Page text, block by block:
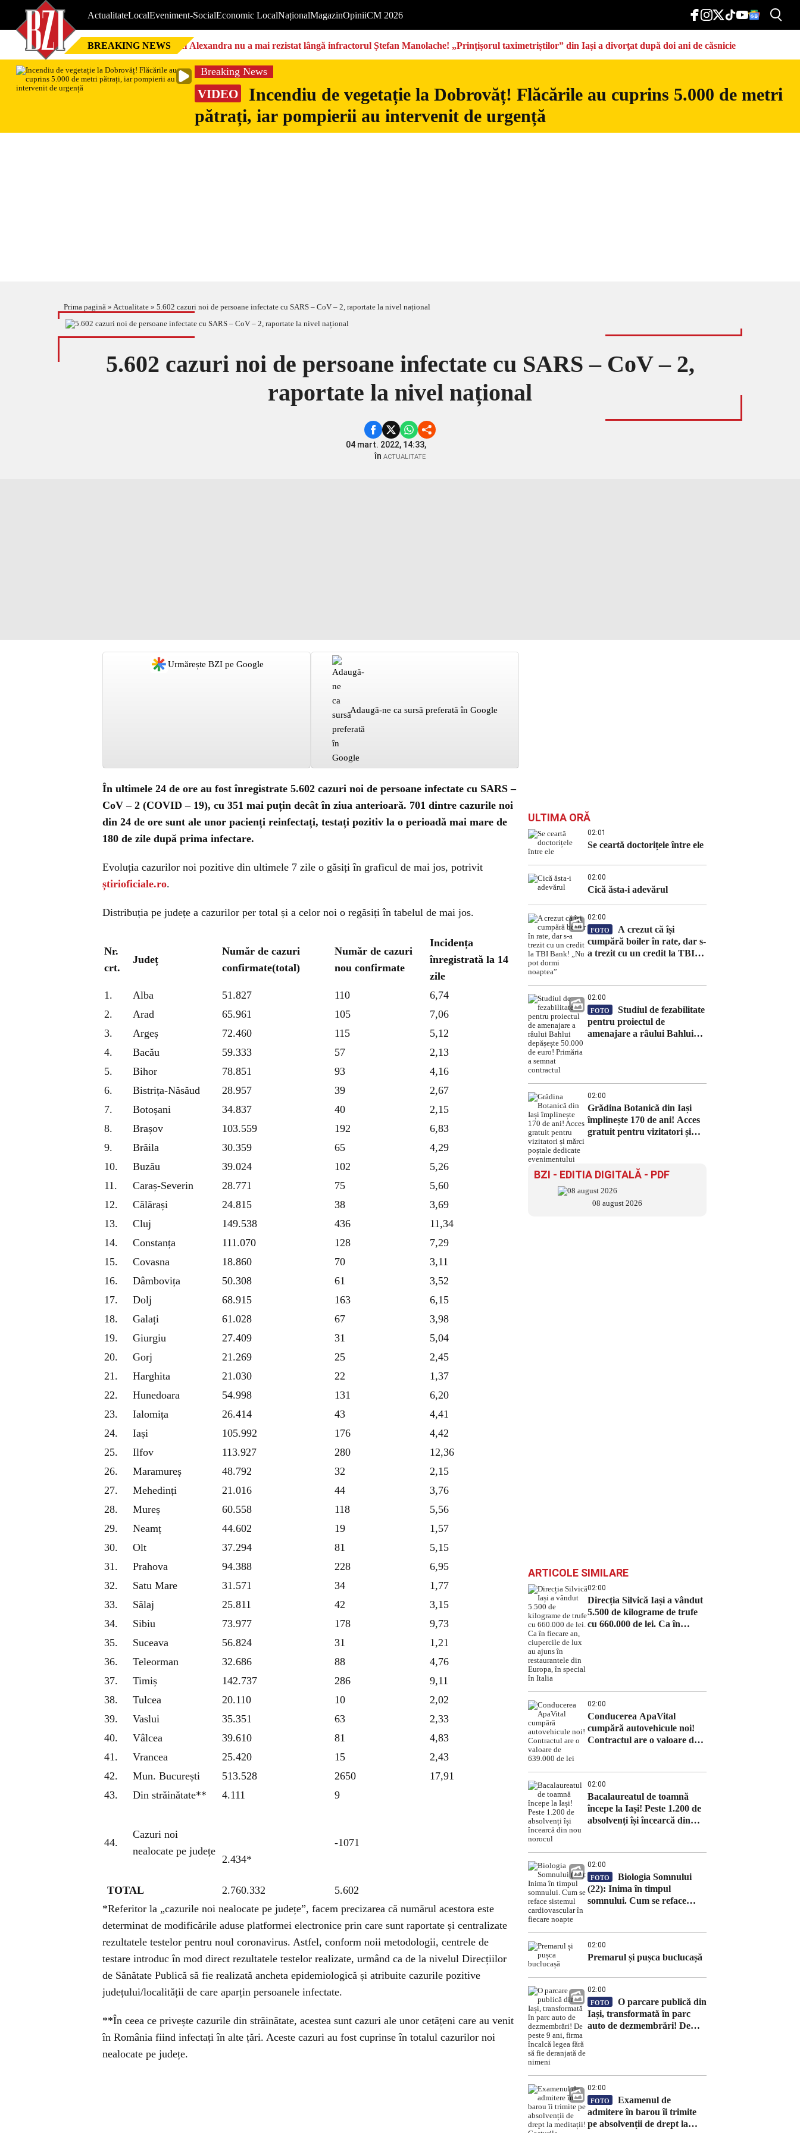
ActualitateLocalEveniment-SocialEconomic LocalNaționalMagazinOpiniiCM 2026
BREAKING NEWS Nici Alexandra nu a mai rezistat lângă infractorul Ștefan Manolache! „Prințișorul taximetriștilor” din Iași a divorţat după doi ani de căsnicie
Breaking News
VIDEO
Incendiu de vegetație la Dobrovăț! Flăcările au cuprins 5.000 de metri
pătrați, iar pompierii au intervenit de urgență
Prima pagină » Actualitate » 5.602 cazuri noi de persoane infectate cu SARS – CoV – 2, raportate la nivel național
5.602 cazuri noi de persoane infectate cu SARS – CoV – 2,
raportate la nivel național
04 mart. 2022, 14:33,
în ACTUALITATE
Urmărește BZI pe Google
Adaugă-ne ca sursă preferată în Google
În ultimele 24 de ore au fost înregistrate 5.602 cazuri noi de persoane infectate cu SARS –
CoV – 2 (COVID – 19), cu 351 mai puțin decât în ziua anterioară. 701 dintre cazurile noi
din 24 de ore sunt ale unor pacienți reinfectați, testați pozitiv la o perioadă mai mare de
180 de zile după prima infectare.
Evoluția cazurilor noi pozitive din ultimele 7 zile o găsiți în graficul de mai jos, potrivit
știrioficiale.ro.
Distribuția pe județe a cazurilor per total și a celor noi o regăsiți în tabelul de mai jos.
Nr.
crt.
Județ
Număr de cazuri
confirmate(total)
Număr de cazuri
nou confirmate
Incidența
înregistrată la 14
zile
1.
Alba 51.827 110
6,74
2.
Arad 65.961 105
7,06
3.
Argeș 72.460 115
5,12
4.
Bacău 59.333 57
2,13
5.
Bihor 78.851 93
4,16
6.
Bistrița-Năsăud 28.957 39
2,67
7.
Botoșani 34.837 40
2,15
8.
Brașov 103.559 192
6,83
9.
Brăila 30.359 65
4,29
10.
Buzău 39.024 102
5,26
11.
Caraș-Severin 28.771 75
5,60
12.
Călărași 24.815 38
3,69
13.
Cluj 149.538 436
11,34
14.
Constanța 111.070 128
7,29
15.
Covasna 18.860 70
3,11
16.
Dâmbovița 50.308 61
3,52
17.
Dolj 68.915 163
6,15
18.
Galați 61.028 67
3,98
19.
Giurgiu 27.409 31
5,04
20.
Gorj 21.269 25
2,45
21.
Harghita 21.030 22
1,37
22.
Hunedoara 54.998 131
6,20
23.
Ialomița 26.414 43
4,41
24.
Iași 105.992 176
4,42
25.
Ilfov 113.927 280
12,36
26.
Maramureș 48.792 32
2,15
27.
Mehedinți 21.016 44
3,76
28.
Mureș 60.558 118
5,56
29.
Neamț 44.602 19
1,57
30.
Olt 37.294 81
5,15
31.
Prahova 94.388 228
6,95
32.
Satu Mare 31.571 34
1,77
33.
Sălaj 25.811 42
3,15
34.
Sibiu 73.977 178
9,73
35.
Suceava 56.824 31
1,21
36.
Teleorman 32.686 88
4,76
37.
Timiș 142.737 286
9,11
38.
Tulcea 20.110 10
2,02
39.
Vaslui 35.351 63
2,33
40.
Vâlcea 39.610 81
4,83
41.
Vrancea 25.420 15
2,43
42.
Mun. București 513.528 2650
17,91
43.
Din străinătate** 4.111 9
44.
Cazuri noi
nealocate pe județe
2.434*
-1071
TOTAL 2.760.332
5.602
*Referitor la „cazurile noi nealocate pe județe”, facem precizarea că numărul acestora este
determinat de modificările aduse platformei electronice prin care sunt raportate și centralizate
rezultatele testelor pentru noul coronavirus. Astfel, conform noii metodologii, centrele de
testare introduc în mod direct rezultatele testelor realizate, urmând ca de la nivelul Direcțiilor
de Sănătate Publică să fie realizată ancheta epidemiologică și atribuite cazurile pozitive
județului/localității de care aparțin persoanele infectate.
**În ceea ce privește cazurile din străinătate, acestea sunt cazuri ale unor cetățeni care au venit
în România fiind infectați în alte țări. Aceste cazuri au fost cuprinse în totalul cazurilor noi
nealocate pe județe.
ULTIMA ORĂ
02:01
Se ceartă doctorițele între ele
02:00
Cică ăsta-i adevărul
02:00
FOTO
A crezut că își
cumpără boiler în rate, dar s-
a trezit cu un credit la TBI
02:00
FOTO
Studiul de fezabilitate
pentru proiectul de
amenajare a râului Bahlui
02:00
Grădina Botanică din Iași
împlinește 170 de ani! Acces
gratuit pentru vizitatori și
BZI - EDITIA DIGITALĂ - PDF
08 august 2026
ARTICOLE SIMILARE
02:00
Direcția Silvică Iași a vândut
5.500 de kilograme de trufe
cu 660.000 de lei. Ca în
02:00
Conducerea ApaVital
cumpără autovehicule noi!
Contractul are o valoare de
02:00
Bacalaureatul de toamnă
începe la Iași! Peste 1.200 de
absolvenți își încearcă din
02:00
FOTO
Biologia Somnului
(22): Inima în timpul
somnului. Cum se reface
02:00
Premarul și pușca buclucașă
02:00
FOTO
O parcare publică din
Iași, transformată în parc
auto de dezmembrări! De
02:00
FOTO
Examenul de
admitere în barou îi trimite
pe absolvenții de drept la